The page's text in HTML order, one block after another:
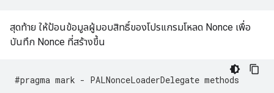
สุดท้าย ให้ป้อนข้อมูลผู้มอบสิทธิ์ของโปรแกรมโหลด Nonce เพื่อ
บันทึก Nonce ที่สร้างขึ้น
#pragma mark - PALNonceLoaderDelegate methods